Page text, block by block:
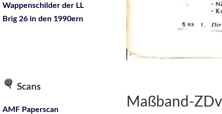
Wappenschilder der LL
Brig 26 in den 1990ern
Scans
AMF Paperscan Maßband-